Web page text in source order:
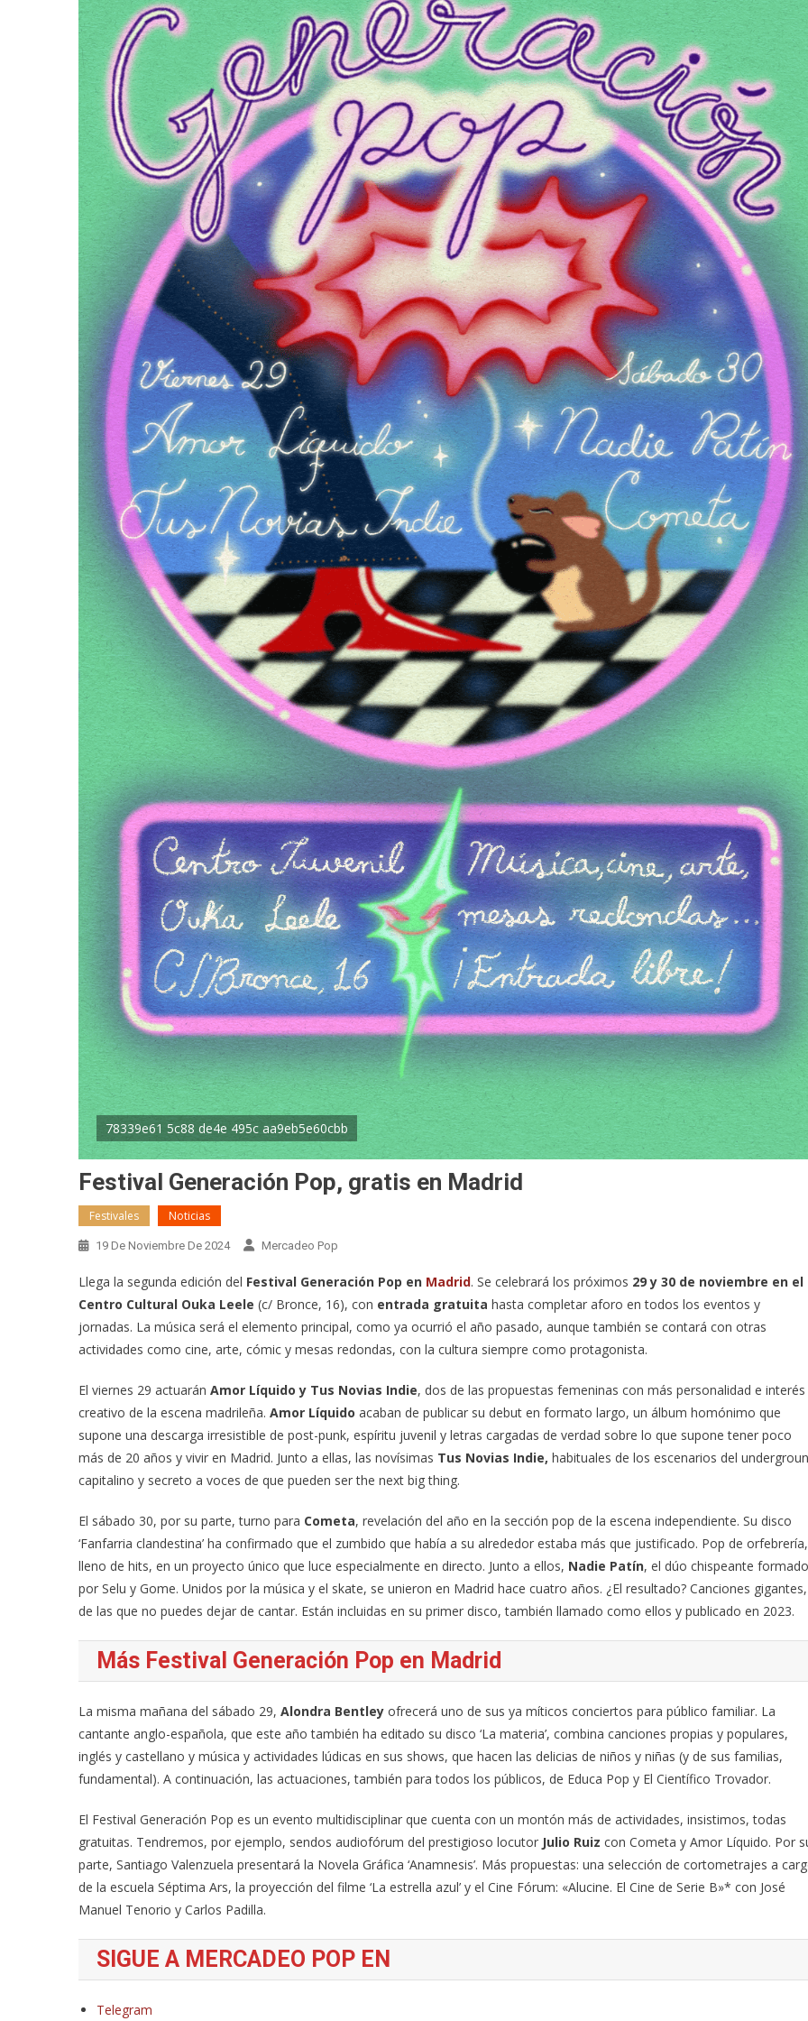
78339e61 5c88 de4e 495c aa9eb5e60cbb
Festival Generación Pop, gratis en Madrid
Festivales Noticias
19 De Noviembre De 2024 Mercadeo Pop
Llega la segunda edición del Festival Generación Pop en Madrid. Se celebrará los próximos 29 y 30 de noviembre en el
Centro Cultural Ouka Leele (c/ Bronce, 16), con entrada gratuita hasta completar aforo en todos los eventos y
jornadas. La música será el elemento principal, como ya ocurrió el año pasado, aunque también se contará con otras
actividades como cine, arte, cómic y mesas redondas, con la cultura siempre como protagonista.
El viernes 29 actuarán Amor Líquido y Tus Novias Indie, dos de las propuestas femeninas con más personalidad e interés
creativo de la escena madrileña. Amor Líquido acaban de publicar su debut en formato largo, un álbum homónimo que
supone una descarga irresistible de post-punk, espíritu juvenil y letras cargadas de verdad sobre lo que supone tener poco
más de 20 años y vivir en Madrid. Junto a ellas, las novísimas Tus Novias Indie, habituales de los escenarios del
capitalino y secreto a voces de que pueden ser the next big thing.
El sábado 30, por su parte, turno para Cometa, revelación del año en la sección pop de la escena independiente. Su disco
‘Fanfarria clandestina’ ha confirmado que el zumbido que había a su alrededor estaba más que justificado. Pop de orfebrería,
lleno de hits, en un proyecto único que luce especialmente en directo. Junto a ellos, Nadie Patín, el dúo chispeante formado
por Selu y Gome. Unidos por la música y el skate, se unieron en Madrid hace cuatro años. ¿El resultado? Canciones gigantes,
de las que no puedes dejar de cantar. Están incluidas en su primer disco, también llamado como ellos y publicado en 2023.
Más Festival Generación Pop en Madrid
La misma mañana del sábado 29, Alondra Bentley ofrecerá uno de sus ya míticos conciertos para público familiar. La
cantante anglo-española, que este año también ha editado su disco ‘La materia’, combina canciones propias y populares,
inglés y castellano y música y actividades lúdicas en sus shows, que hacen las delicias de niños y niñas (y de sus familias,
fundamental). A continuación, las actuaciones, también para todos los públicos, de Educa Pop y El Científico Trovador.
El Festival Generación Pop es un evento multidisciplinar que cuenta con un montón más de actividades, insistimos, todas
gratuitas. Tendremos, por ejemplo, sendos audiofórum del prestigioso locutor Julio Ruiz con Cometa y Amor Líquido. Por
parte, Santiago Valenzuela presentará la Novela Gráfica ‘Anamnesis’. Más propuestas: una selección de cortometrajes a
de la escuela Séptima Ars, la proyección del filme ‘La estrella azul’ y el Cine Fórum: «Alucine. El Cine de Serie B»* con José
Manuel Tenorio y Carlos Padilla.
SIGUE A MERCADEO POP EN
Telegram